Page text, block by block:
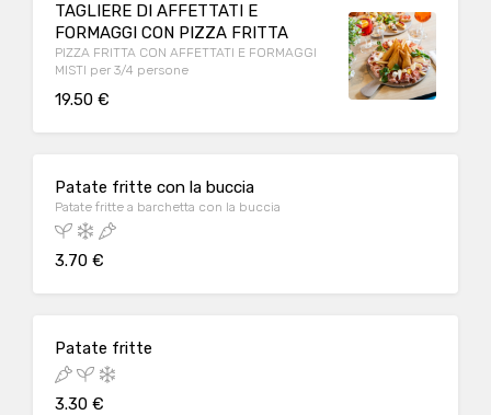
TAGLIERE DI AFFETTATI E
FORMAGGI CON PIZZA FRITTA
PIZZA FRITTA CON AFFETTATI E FORMAGGI
MISTI per 3/4 persone
19.50 €
Patate fritte con la buccia
Patate fritte a barchetta con la buccia
3.70 €
Patate fritte
3.30 €